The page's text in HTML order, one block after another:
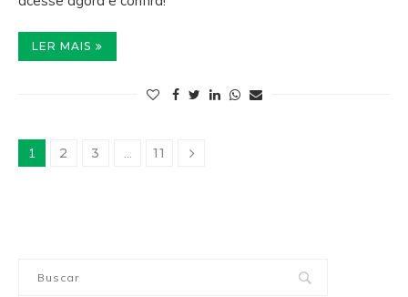
LER MAIS
1 2 3 … 11